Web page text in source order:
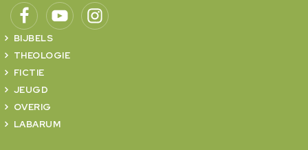
BIJBELS
THEOLOGIE
FICTIE
JEUGD
OVERIG
LABARUM